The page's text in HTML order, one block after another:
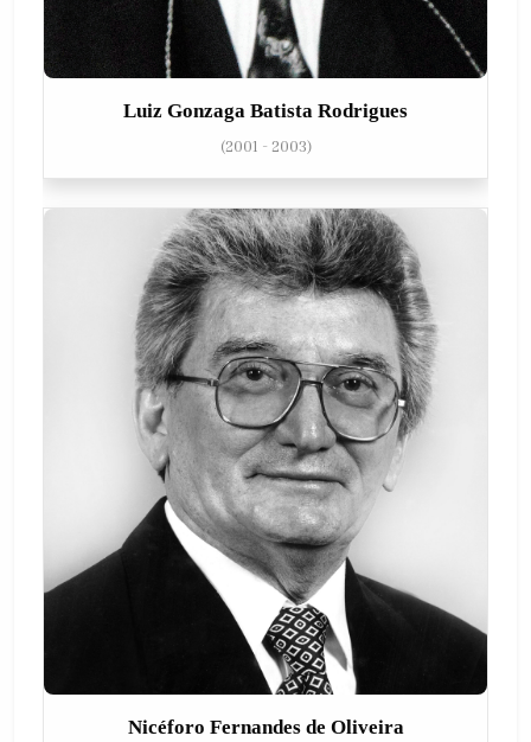
Luiz Gonzaga Batista Rodrigues
(2001 - 2003)
Nicéforo Fernandes de Oliveira